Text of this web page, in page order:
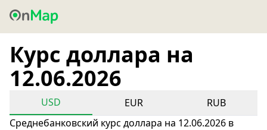
Курс доллара на
12.06.2026
USD EUR
RUB
Среднебанковский курс доллара на 12.06.2026 в